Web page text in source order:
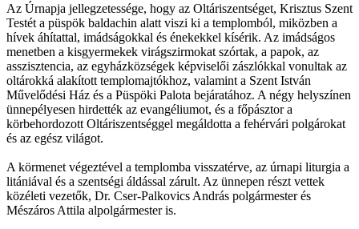
Az Úrnapja jellegzetessége, hogy az Oltáriszentséget, Krisztus Szent
Testét a püspök baldachin alatt viszi ki a templomból, miközben a
hívek áhítattal, imádságokkal és énekekkel kísérik. Az imádságos
menetben a kisgyermekek virágszirmokat szórtak, a papok, az
asszisztencia, az egyházközségek képviselői zászlókkal vonultak az
oltárokká alakított templomajtókhoz, valamint a Szent István
Művelődési Ház és a Püspöki Palota bejáratához. A négy helyszínen
ünnepélyesen hirdették az evangéliumot, és a főpásztor a
körbehordozott Oltáriszentséggel megáldotta a fehérvári polgárokat
és az egész világot.
A körmenet végeztével a templomba visszatérve, az úrnapi liturgia a
litániával és a szentségi áldással zárult. Az ünnepen részt vettek
közéleti vezetők, Dr. Cser-Palkovics András polgármester és
Mészáros Attila alpolgármester is.